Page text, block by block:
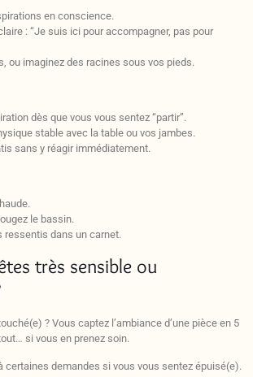
en conscience.
: “Je suis ici pour accompagner, pas pour
ou imaginez des racines sous vos pieds.
dès que vous vous sentez “partir”.
stable avec la table ou vos jambes.
sans y réagir immédiatement.
le bassin.
ressentis dans un carnet.
très sensible ou
? Vous captez l’ambiance d’une pièce en 5
si vous en prenez soin.
certaines demandes si vous vous sentez épuisé(e).